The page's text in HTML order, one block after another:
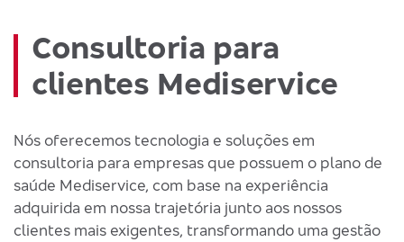
Consultoria para
clientes Mediservice
Nós oferecemos tecnologia e soluções em
consultoria para empresas que possuem o plano de
saúde Mediservice, com base na experiência
adquirida em nossa trajetória junto aos nossos
clientes mais exigentes, transformando uma gestão